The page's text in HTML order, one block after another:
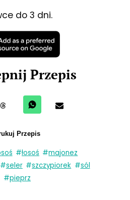
do 3 dni.
Przepis
Przepis
#łosoś #majonez
#seler #szczypiorek #sól
#pieprz